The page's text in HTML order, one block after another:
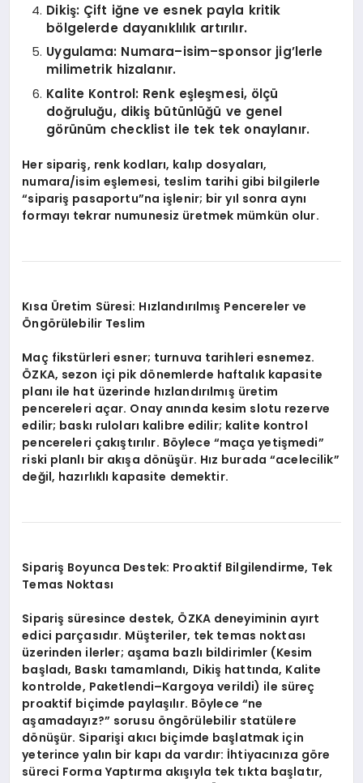
Dikiş: Çift iğne ve esnek payla kritik
bölgelerde dayanıklılık artırılır.
Uygulama: Numara–isim–sponsor jig’lerle
milimetrik hizalanır.
Kalite Kontrol: Renk eşleşmesi, ölçü
doğruluğu, dikiş bütünlüğü ve genel
görünüm checklist ile tek tek onaylanır.
Her sipariş, renk kodları, kalıp dosyaları,
numara/isim eşlemesi, teslim tarihi gibi bilgilerle
“sipariş pasaportu”na işlenir; bir yıl sonra aynı
formayı tekrar numunesiz üretmek mümkün olur.
Kısa Üretim Süresi: Hızlandırılmış Pencereler ve
Öngörülebilir Teslim
Maç fikstürleri esner; turnuva tarihleri esnemez.
ÖZKA, sezon içi pik dönemlerde haftalık kapasite
planı ile hat üzerinde hızlandırılmış üretim
pencereleri açar. Onay anında kesim slotu rezerve
edilir; baskı ruloları kalibre edilir; kalite kontrol
pencereleri çakıştırılır. Böylece “maça yetişmedi”
riski planlı bir akışa dönüşür. Hız burada “acelecilik”
değil, hazırlıklı kapasite demektir.
Sipariş Boyunca Destek: Proaktif Bilgilendirme, Tek
Temas Noktası
Sipariş süresince destek, ÖZKA deneyiminin ayırt
edici parçasıdır. Müşteriler, tek temas noktası
üzerinden ilerler; aşama bazlı bildirimler (Kesim
başladı, Baskı tamamlandı, Dikiş hattında, Kalite
kontrolde, Paketlendi–Kargoya verildi) ile süreç
proaktif biçimde paylaşılır. Böylece “ne
aşamadayız?” sorusu öngörülebilir statülere
dönüşür. Siparişi akıcı biçimde başlatmak için
yeterince yalın bir kapı da vardır: İhtiyacınıza göre
süreci Forma Yaptırma akışıyla tek tıkta başlatır,